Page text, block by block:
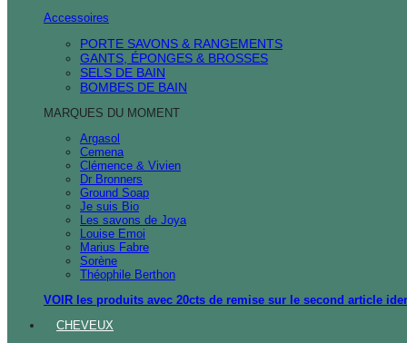
Accessoires
PORTE SAVONS & RANGEMENTS
GANTS, ÉPONGES & BROSSES
SELS DE BAIN
BOMBES DE BAIN
MARQUES DU MOMENT
Argasol
Cemena
Clémence & Vivien
Dr Bronners
Ground Soap
Je suis Bio
Les savons de Joya
Louise Emoi
Marius Fabre
Sorène
Théophile Berthon
VOIR les produits avec 20cts de remise sur le second article
CHEVEUX